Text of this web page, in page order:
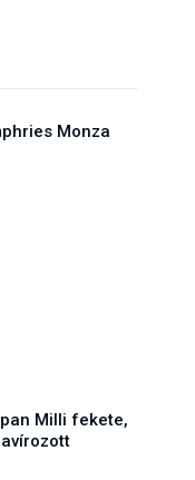
Monza
Milli fekete,